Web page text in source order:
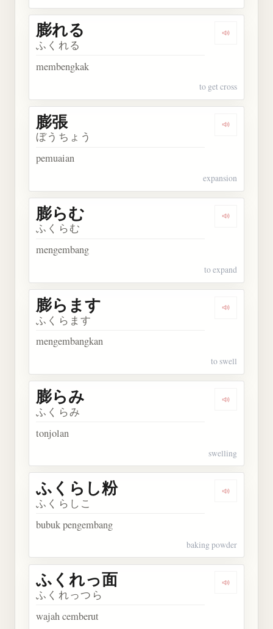
Dengarkan
膨れる
ふくれる
membengkak
to get cross
Dengarkan
膨張
ぼうちょう
pemuaian
expansion
Dengarkan
膨らむ
ふくらむ
mengembang
to expand
Dengarkan
膨らます
ふくらます
mengembangkan
to swell
Dengarkan
膨らみ
ふくらみ
tonjolan
swelling
Dengarkan
ふくらし粉
ふくらしこ
bubuk pengembang
baking powder
Dengarkan
ふくれっ面
ふくれっつら
wajah cemberut